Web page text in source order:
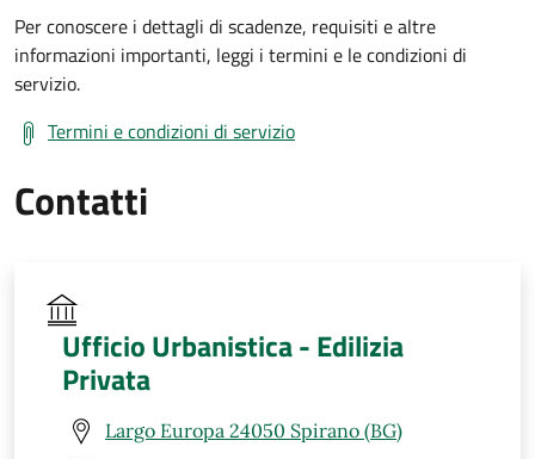
Per conoscere i dettagli di scadenze, requisiti e altre
informazioni importanti, leggi i termini e le condizioni di
servizio.
Termini e condizioni di servizio
Contatti
Ufficio Urbanistica - Edilizia
Privata
Largo Europa 24050 Spirano (BG)